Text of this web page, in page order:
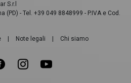
S.r.l
(PD) - Tel. +39 049 8848999 - P.IVA e Cod.
Note legali Chi siamo